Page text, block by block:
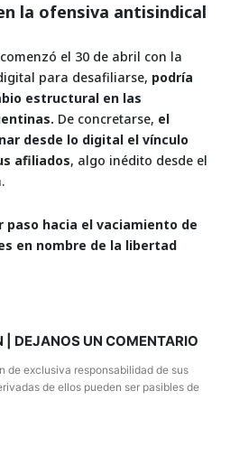
la ofensiva antisindical
el 30 de abril con la
para desafiliarse, podría
estructural en las
De concretarse, el
desde lo digital el vínculo
afiliados, algo inédito desde el
paso hacia el vaciamiento de
en nombre de la libertad
| DEJANOS UN COMENTARIO
de exclusiva responsabilidad de sus
de ellos pueden ser pasibles de